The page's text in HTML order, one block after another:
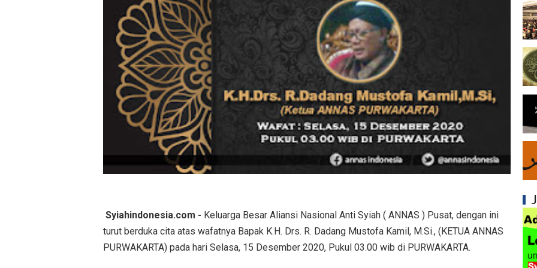
Syiah dan Penyimpangan dalam Akidah Islam
Kesalahan Syiah dalam Menyikapi Khalifah
Syiah dan Konsep Imamah yang Tidak
Syiah dan Ketidakkonsistenan dalam
Syiah dan Kedustaan tentang Hak
Syiah dan Ketidakbenaran Ajarannya
Syiah dan Kedustaan tentang Peristiwa
Syiah dan Klaim Palsu tentang Imam Mahdi
Kesalahan Syiah dalam Menjadikan Imam
Syiahindonesia.com - Keluarga Besar Aliansi Nasional Anti Syiah ( ANNAS ) Pusat, dengan ini
turut berduka cita atas wafatnya Bapak K.H. Drs. R. Dadang Mustofa Kamil, M.Si., (KETUA ANNAS
PURWAKARTA) pada hari Selasa, 15 Desember 2020, Pukul 03.00 wib di PURWAKARTA.